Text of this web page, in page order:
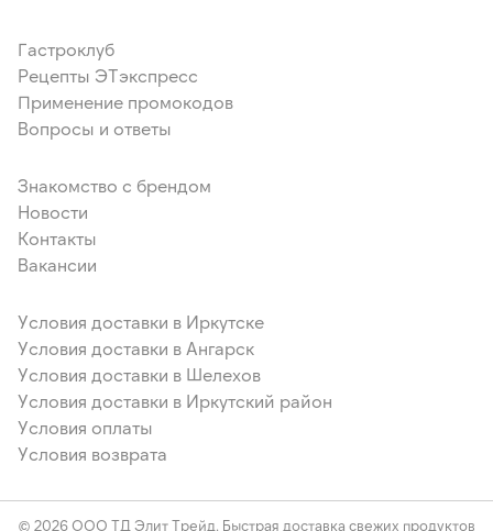
Гастроклуб
Рецепты ЭТэкспресс
Применение промокодов
Вопросы и ответы
Знакомство с брендом
Новости
Контакты
Вакансии
Условия доставки в Иркутске
Условия доставки в Ангарск
Условия доставки в Шелехов
Условия доставки в Иркутский район
Условия оплаты
Условия возврата
© 2026 ООО ТД Элит Трейд. Быстрая доставка свежих продуктов